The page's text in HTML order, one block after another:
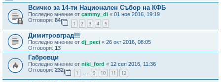
Всичко за 14-ти Национален Събор на КФБ
Последно мнение от cammy_di « 01 ное 2016, 19:19
Отговори: 84
1 2 3 4 5
Димитровград!!!
Последно мнение от dj_peci « 26 окт 2016, 08:05
Отговори: 13
Габровци
Последно мнение от niki_ford « 12 сеп 2016, 11:36
Отговори: 232
1 9 10 11 12